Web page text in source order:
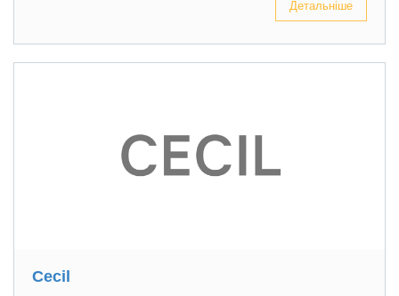
Детальніше
Cecil